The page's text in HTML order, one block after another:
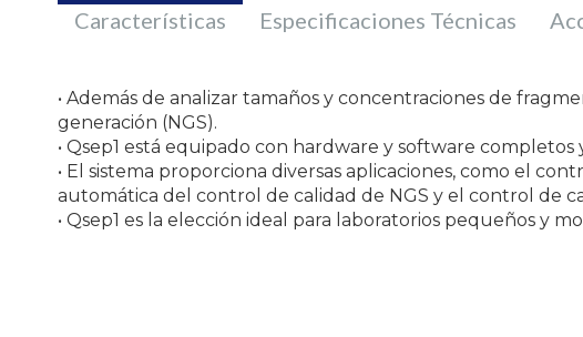
Características Especificaciones Técnicas
• Además de analizar tamaños y concentraciones de
generación (NGS).
• Qsep1 está equipado con hardware y software
• El sistema proporciona diversas aplicaciones, como el
automática del control de calidad de NGS y el control de
• Qsep1 es la elección ideal para laboratorios pequeños y